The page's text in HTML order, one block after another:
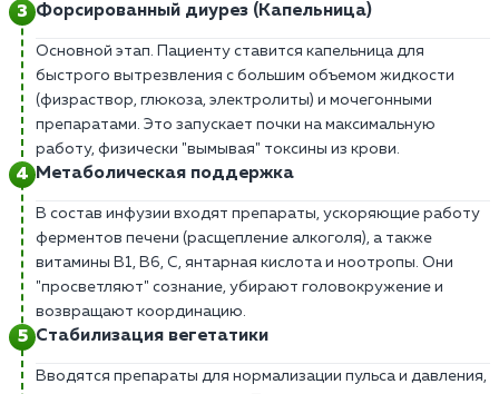
Форсированный диурез (Капельница)
Основной этап. Пациенту ставится капельница для
быстрого вытрезвления с большим объемом жидкости
(физраствор, глюкоза, электролиты) и мочегонными
препаратами. Это запускает почки на максимальную
работу, физически "вымывая" токсины из крови.
Метаболическая поддержка
В состав инфузии входят препараты, ускоряющие работу
ферментов печени (расщепление алкоголя), а также
витамины В1, В6, С, янтарная кислота и ноотропы. Они
"просветляют" сознание, убирают головокружение и
возвращают координацию.
Стабилизация вегетатики
Вводятся препараты для нормализации пульса и давления,